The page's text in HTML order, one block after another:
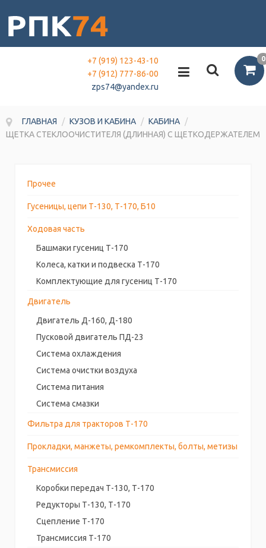
0
+7 (919) 123-43-10
+7 (912) 777-86-00
zps74@yandex.ru
ГЛАВНАЯ / КУЗОВ И КАБИНА / КАБИНА /
ЩЕТКА СТЕКЛООЧИСТИТЕЛЯ (ДЛИННАЯ) С ЩЕТКОДЕРЖАТЕЛЕМ
Прочее
Гусеницы, цепи Т-130, Т-170, Б10
Ходовая часть
Башмаки гусениц Т-170
Колеса, катки и подвеска Т-170
Комплектующие для гусениц Т-170
Двигатель
Двигатель Д-160, Д-180
Пусковой двигатель ПД-23
Система охлаждения
Система очистки воздуха
Система питания
Система смазки
Фильтра для тракторов Т-170
Прокладки, манжеты, ремкомплекты, болты, метизы
Трансмиссия
Коробки передач Т-130, Т-170
Редукторы Т-130, Т-170
Сцепление Т-170
Трансмиссия Т-170